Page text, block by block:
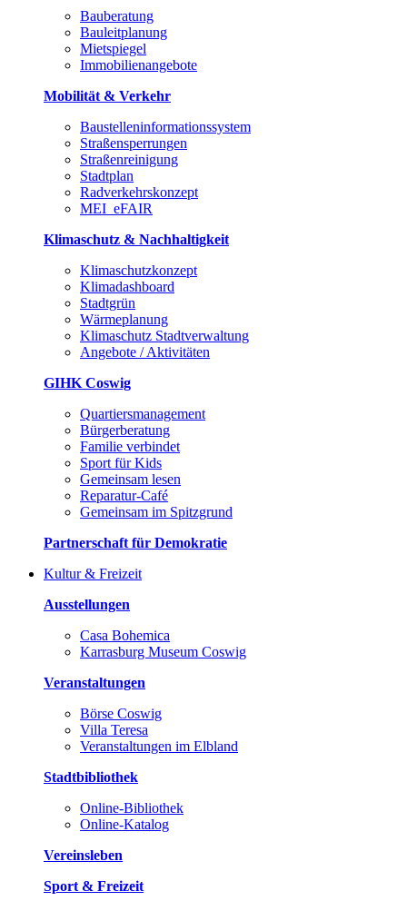
Bauberatung
Bauleitplanung
Mietspiegel
Immobilienangebote
Mobilität & Verkehr
Baustelleninformationssystem
Straßensperrungen
Straßenreinigung
Stadtplan
Radverkehrskonzept
MEI_eFAIR
Klimaschutz & Nachhaltigkeit
Klimaschutzkonzept
Klimadashboard
Stadtgrün
Wärmeplanung
Klimaschutz Stadtverwaltung
Angebote / Aktivitäten
GIHK Coswig
Quartiersmanagement
Bürgerberatung
Familie verbindet
Sport für Kids
Gemeinsam lesen
Reparatur-Café
Gemeinsam im Spitzgrund
Partnerschaft für Demokratie
Kultur & Freizeit
Ausstellungen
Casa Bohemica
Karrasburg Museum Coswig
Veranstaltungen
Börse Coswig
Villa Teresa
Veranstaltungen im Elbland
Stadtbibliothek
Online-Bibliothek
Online-Katalog
Vereinsleben
Sport & Freizeit